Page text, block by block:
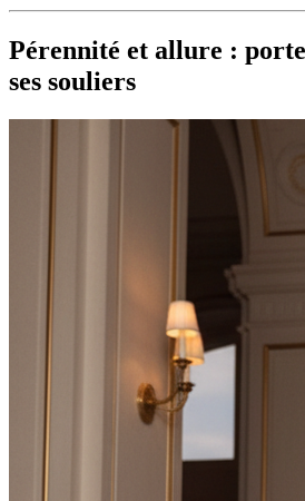
Pérennité et allure :
ses souliers